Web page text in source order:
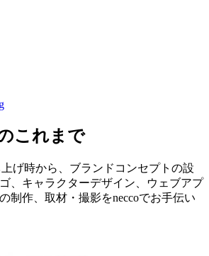
これまで
げ時から、ブランドコンセプトの設
、キャラクターデザイン、ウェブアプ
制作、取材・撮影をneccoでお手伝い